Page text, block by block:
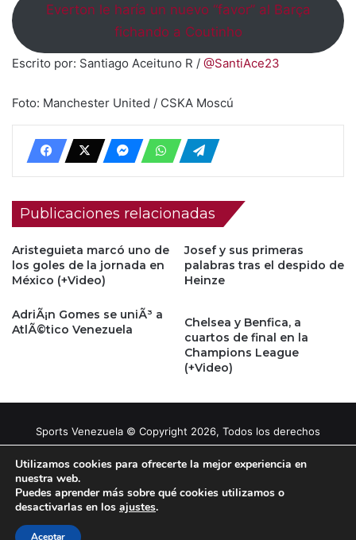
Everton le haría un nuevo “favor” al Barça
fichando a Coutinho
Escrito por: Santiago Aceituno R / @SantiAce23
Foto: Manchester United / CSKA Moscú
Publicaciones relacionadas
Aristeguieta marcó uno de
los goles de la jornada en
México (+Video)
Josef y sus primeras
palabras tras el despido de
Heinze
AdriÃ¡n Gomes se uniÃ³ a
AtlÃ©tico Venezuela
Chelsea y Benfica, a
cuartos de final en la
Champions League
(+Video)
Sports Venezuela © Copyright 2026, Todos los derechos
Facebook
X YouTubeInstagram
Utilizamos cookies para ofrecerte la mejor experiencia en
nuestra web.
Puedes aprender más sobre qué cookies utilizamos o
desactivarlas en los ajustes.
Aceptar